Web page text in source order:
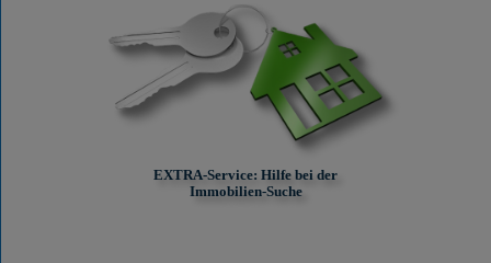
EXTRA-Service: Hilfe bei der
Immobilien-Suche